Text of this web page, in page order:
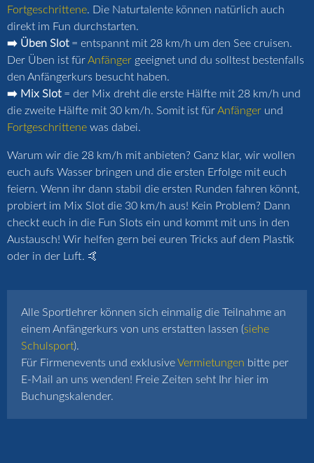
Fortgeschrittene. Die Naturtalente können natürlich auch
direkt im Fun durchstarten.
➡️ Üben Slot= entspannt mit 28 km/h um den See cruisen.
Der Üben ist fürAnfänger geeignet und du solltest bestenfalls
den Anfängerkurs besucht haben.
➡️ Mix Slot= der Mix dreht die erste Hälfte mit 28 km/h und
die zweite Hälfte mit 30 km/h. Somit ist fürAnfänger und
Fortgeschrittene was dabei.
Warum wir die 28 km/h mit anbieten? Ganz klar, wir wollen
euch aufs Wasser bringen und die ersten Erfolge mit euch
feiern. Wenn ihr dann stabil die ersten Runden fahren könnt,
probiert im Mix Slot die 30 km/h aus! Kein Problem? Dann
checkt euch in die Fun Slots ein und kommt mit uns in den
Austausch! Wir helfen gern bei euren Tricks auf dem Plastik
oder in der Luft. 🤙
Alle Sportlehrer können sich einmalig die Teilnahme an
einem Anfängerkurs von uns erstatten lassen (siehe
Schulsport).
Für Firmenevents und exklusiveVermietungen bitte per
E-Mail an uns wenden! Freie Zeiten seht Ihr hier im
Buchungskalender.